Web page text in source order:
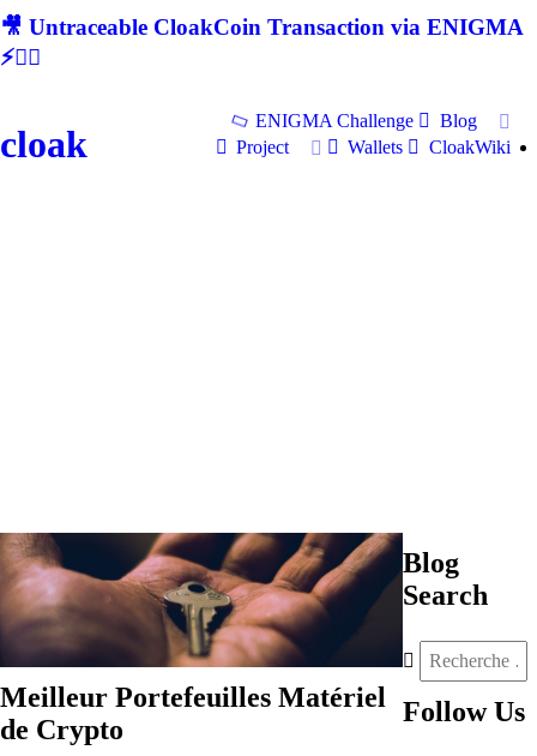
🎥 Untraceable CloakCoin Transaction via ENIGMA
⚡🕵‍♂
cloak
ENIGMA Challenge
Blog
Project
Wallets CloakWiki
Meilleur Portefeuilles Matériel
de Crypto
Blog
Search
Follow Us